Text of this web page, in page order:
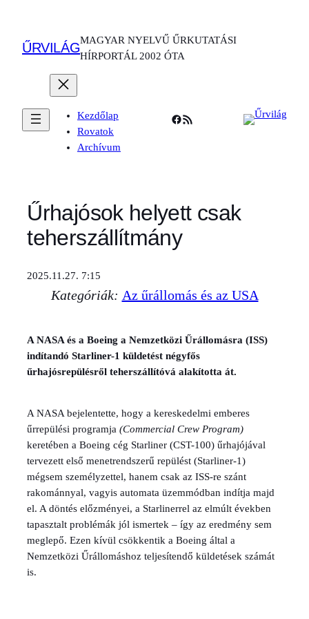
tartalomhoz
ŰRVILÁG
MAGYAR NYELVŰ ŰRKUTATÁSI
HÍRPORTÁL 2002 ÓTA
Kezdőlap
Rovatok
Archívum
Facebook
RSS Feed
Űrhajósok helyett csak
teherszállítmány
2025.11.27. 7:15
Kategóriák: Az űrállomás és az USA
A NASA és a Boeing a Nemzetközi Űrállomásra (ISS)
indítandó Starliner-1 küldetést négyfős
űrhajósrepülésről teherszállítóvá alakította át.
A NASA bejelentette, hogy a kereskedelmi emberes
űrrepülési programja(Commercial Crew Program)
keretében a Boeing cég Starliner (CST-100) űrhajójával
tervezett első menetrendszerű repülést (Starliner-1)
mégsem személyzettel, hanem csak az ISS-re szánt
rakománnyal, vagyis automata üzemmódban indítja majd
el. A döntés előzményei, a Starlinerrel az elmúlt években
tapasztalt problémák jól ismertek – így az eredmény sem
meglepő. Ezen kívül csökkentik a Boeing által a
Nemzetközi Űrállomáshoz teljesítendő küldetések számát
is.